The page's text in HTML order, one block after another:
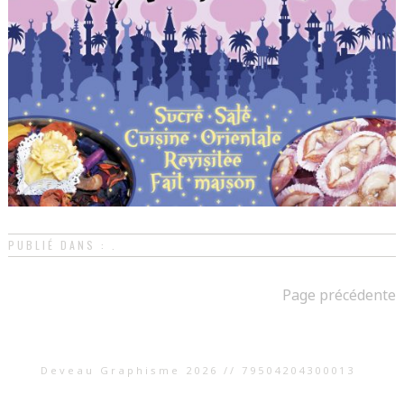
PUBLIÉ DANS : .
Page précédente
Deveau Graphisme 2026 // 79504204300013